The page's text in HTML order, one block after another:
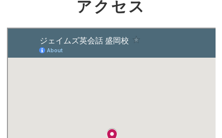
アクセス